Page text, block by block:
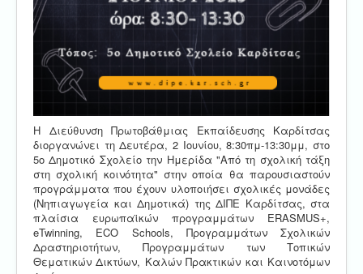
Η Διεύθυνση Πρωτοβάθμιας Εκπαίδευσης Καρδίτσας
διοργανώνει τη Δευτέρα, 2 Ιουνίου, 8:30πμ-13:30μμ, στο
5ο Δημοτικό Σχολείο την Ημερίδα "Από τη σχολική τάξη
στη σχολική κοινότητα" στην οποία θα παρουσιαστούν
προγράμματα που έχουν υλοποιήσει σχολικές μονάδες
(Νηπιαγωγεία και Δημοτικά) της ΔΙΠΕ Καρδίτσας, στα
πλαίσια ευρωπαϊκών προγραμμάτων ERASMUS+,
eTwinning, ECO Schools, Προγραμμάτων Σχολικών
Δραστηριοτήτων, Προγραμμάτων των Τοπικών
Θεματικών Δικτύων, Καλών Πρακτικών και Καινοτόμων